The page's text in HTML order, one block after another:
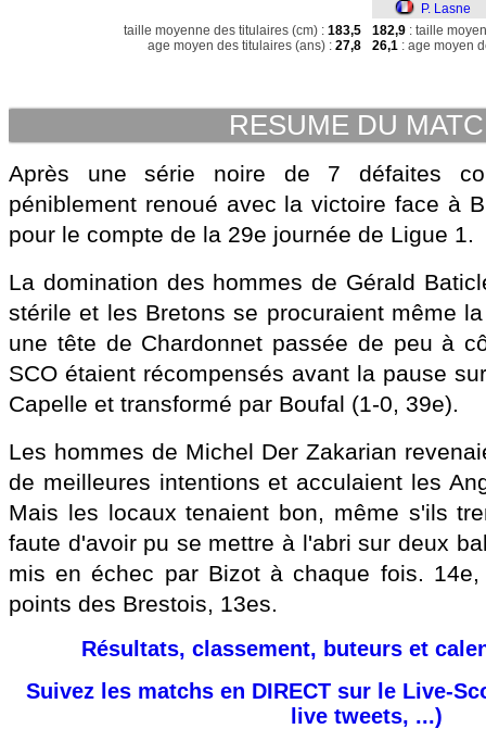
P. Lasne
taille moyenne des titulaires (cm) : 183,5
age moyen des titulaires (ans) : 27,8
182,9 : taille
26,1 : age moyen
RESUME DU
Après une série noire de 7 défaites
péniblement renoué avec la victoire face à
pour le compte de la 29e journée de Ligue 1.
La domination des hommes de Gérald
stérile et les Bretons se procuraient même
une tête de Chardonnet passée de peu à
SCO étaient récompensés avant la pause
Capelle et transformé par Boufal (1-0, 39e).
Les hommes de Michel Der Zakarian
de meilleures intentions et acculaient les
Mais les locaux tenaient bon, même s'ils
faute d'avoir pu se mettre à l'abri sur deux
mis en échec par Bizot à chaque fois.
points des Brestois, 13es.
Résultats, classement, buteurs et
Suivez les matchs en DIRECT sur le Live-
live tweets, ...)